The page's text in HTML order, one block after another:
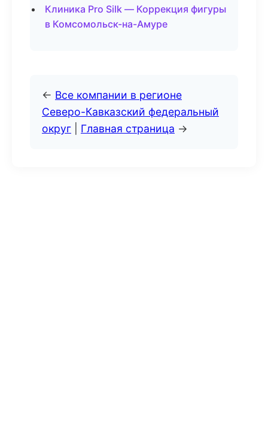
Клиника Pro Silk — Коррекция фигуры
в Комсомольск-на-Амуре
← Все компании в регионе
Северо-Кавказский федеральный
округ
Главная страница →